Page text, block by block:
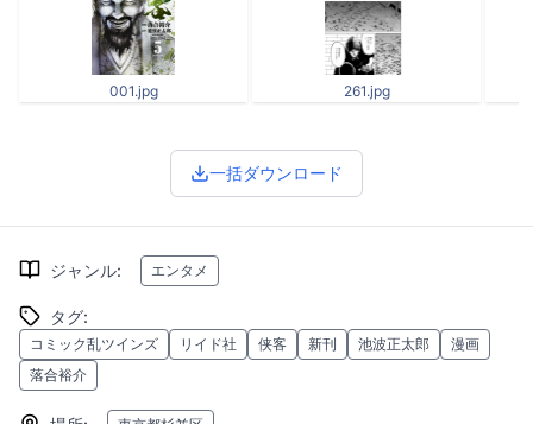
001.jpg 261.jpg
一括ダウンロード
ジャンル: エンタメ
タグ:
コミック乱ツインズ リイド社 侠客 新刊 池波正太郎
漫画
落合裕介